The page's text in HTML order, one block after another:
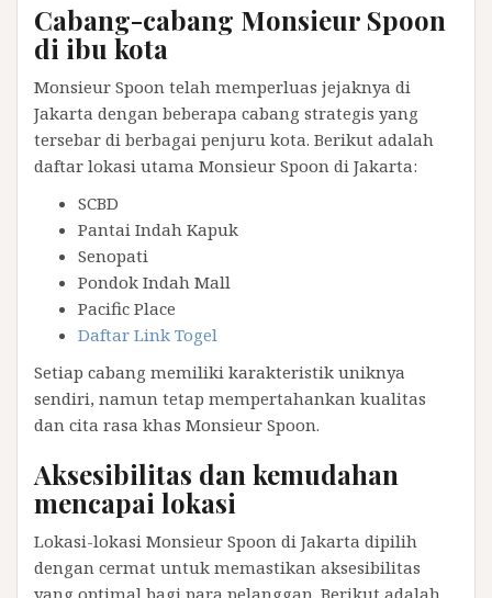
Cabang-cabang Monsieur Spoon
di ibu kota
Monsieur Spoon telah memperluas jejaknya di
Jakarta dengan beberapa cabang strategis yang
tersebar di berbagai penjuru kota. Berikut adalah
daftar lokasi utama Monsieur Spoon di Jakarta:
SCBD
Pantai Indah Kapuk
Senopati
Pondok Indah Mall
Pacific Place
Daftar Link Togel
Setiap cabang memiliki karakteristik uniknya
sendiri, namun tetap mempertahankan kualitas
dan cita rasa khas Monsieur Spoon.
Aksesibilitas dan kemudahan
mencapai lokasi
Lokasi-lokasi Monsieur Spoon di Jakarta dipilih
dengan cermat untuk memastikan aksesibilitas
yang optimal bagi para pelanggan. Berikut adalah